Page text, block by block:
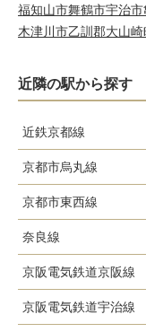
福知山市舞鶴市宇治市
木津川市乙訓郡大山崎
近隣の駅から探す
近鉄京都線
上鳥羽口駅
竹田駅
伏見駅
桃山御陵前駅
京都市烏丸線
くいな橋駅
竹田駅
京都市東西線
醍醐駅
石田駅
奈良線
稲荷駅
ＪＲ藤森駅
京阪電気鉄道京阪線
伏見稲荷駅
京阪電気鉄道宇治線